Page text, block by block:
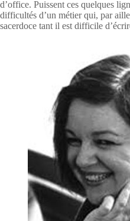
d’office. Puissent ces quelques
difficultés d’un métier qui, par
sacerdoce tant il est difficile